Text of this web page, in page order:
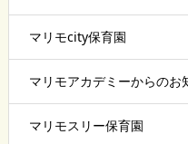
マリモcity保育園
マリモアカデミーからのお
マリモスリー保育園